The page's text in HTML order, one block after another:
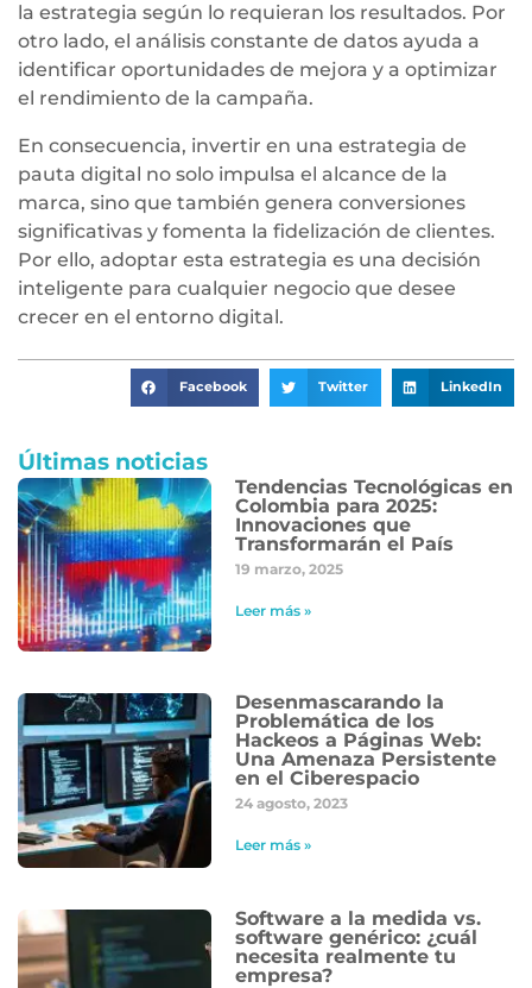
la estrategia según lo requieran los resultados. Por
otro lado, el análisis constante de datos ayuda a
identificar oportunidades de mejora y a optimizar
el rendimiento de la campaña.
En consecuencia, invertir en una estrategia de
pauta digital no solo impulsa el alcance de la
marca, sino que también genera conversiones
significativas y fomenta la fidelización de clientes.
Por ello, adoptar esta estrategia es una decisión
inteligente para cualquier negocio que desee
crecer en el entorno digital.
Facebook Twitter LinkedIn
Últimas noticias
Tendencias Tecnológicas en
Colombia para 2025:
Innovaciones que
Transformarán el País
19 marzo, 2025
Leer más »
Desenmascarando la
Problemática de los
Hackeos a Páginas Web:
Una Amenaza Persistente
en el Ciberespacio
24 agosto, 2023
Leer más »
Software a la medida vs.
software genérico: ¿cuál
necesita realmente tu
empresa?